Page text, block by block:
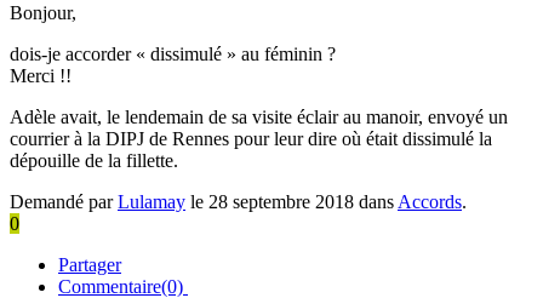
Bonjour,
dois-je accorder « dissimulé » au féminin ?
Merci !!
Adèle avait, le lendemain de sa visite éclair au manoir, envoyé un
courrier à la DIPJ de Rennes pour leur dire où était dissimulé la
dépouille de la fillette.
Demandé parLulamay le 28 septembre 2018 dans Accords.
0
Partager
Commentaire(0)